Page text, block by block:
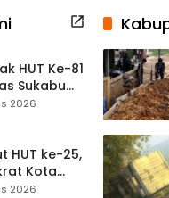
HUT Ke-81
Sukabumi
Pekan
2026
HUT ke-25,
Kota
2026